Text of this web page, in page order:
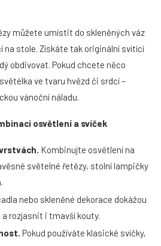
můžete umístit do skleněných váz
na stole. Získáte tak originální svítící
obdivovat. Pokud chcete něco
ve tvaru hvězd či srdcí –
vánoční náladu.
osvětlení a svíček
Kombinujte osvětlení na
světelné řetězy, stolní lampičky
nebo skleněné dekorace dokážou
rozjasnit i tmavší kouty.
Pokud používáte klasické svíčky,